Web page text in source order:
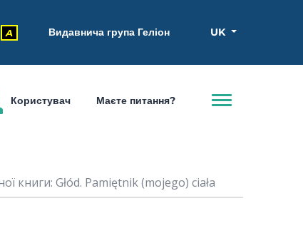
A Видавнича група Геліон UK
Користувач Маєте питання?
книги: Głód. Pamiętnik (mojego) ciała